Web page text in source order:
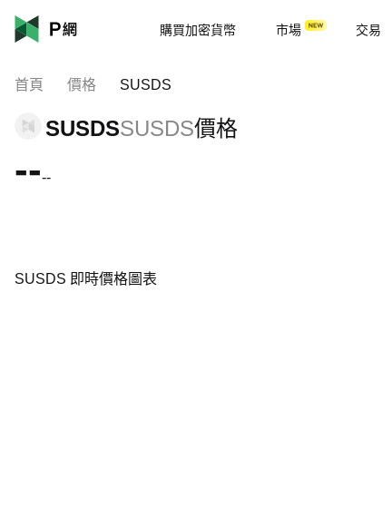
購買加密貨幣 市場 交易
首頁 價格 SUSDS
SUSDSSUSDS價格
----
SUSDS 即時價格圖表